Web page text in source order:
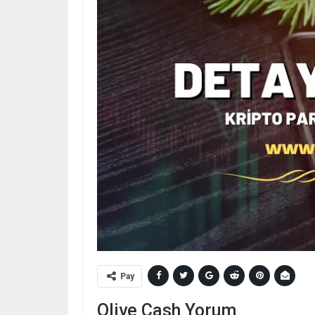
Pay
Olive Cash Yorum